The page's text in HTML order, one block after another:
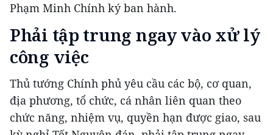
Phạm Minh Chính ký ban hành.
Phải tập trung ngay vào xử lý
công việc
Thủ tướng Chính phủ yêu cầu các bộ, cơ quan,
địa phương, tổ chức, cá nhân liên quan theo
chức năng, nhiệm vụ, quyền hạn được giao, sau